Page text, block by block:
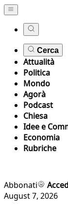
Cerca
Attualità
Politica
Mondo
Agorà
Podcast
Chiesa
Idee e
Economia
Rubriche
Abbonati
August 7, 2026